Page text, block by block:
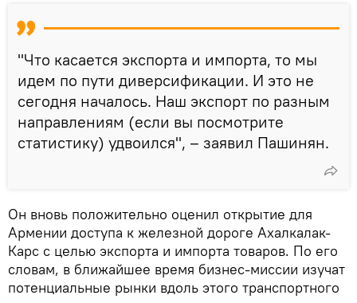
"Что касается экспорта и импорта, то мы
идем по пути диверсификации. И это не
сегодня началось. Наш экспорт по разным
направлениям (если вы посмотрите
статистику) удвоился", – заявил Пашинян.
Он вновь положительно оценил открытие для
Армении доступа к железной дороге Ахалкалак-
Карс с целью экспорта и импорта товаров. По его
словам, в ближайшее время бизнес-миссии изучат
потенциальные рынки вдоль этого транспортного